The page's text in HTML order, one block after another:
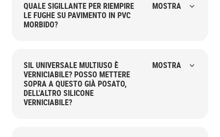
QUALE SIGILLANTE PER RIEMPIRE
LE FUGHE SU PAVIMENTO IN PVC
MORBIDO?
MOSTRA
SIL UNIVERSALE MULTIUSO È
VERNICIABILE? POSSO METTERE
SOPRA A QUESTO GIÀ POSATO,
DELL'ALTRO SILICONE
VERNICIABILE?
MOSTRA